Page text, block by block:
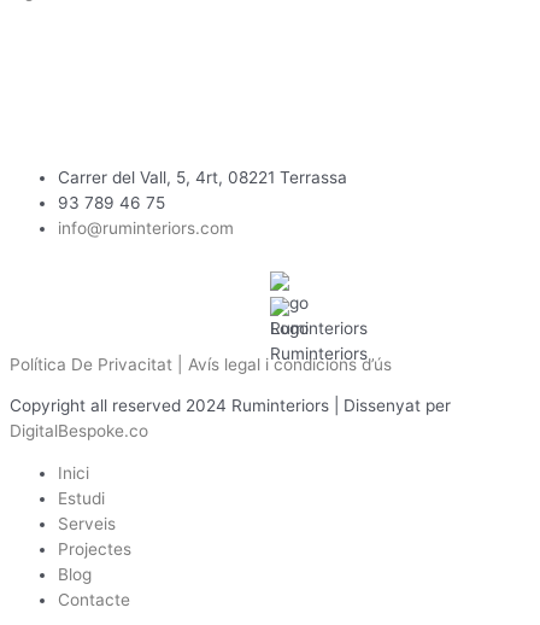
Carrer del Vall, 5, 4rt, 08221 Terrassa
93 789 46 75
info@ruminteriors.com
Política De Privacitat | Avís legal i condicions d’ús
Copyright all reserved 2024 Ruminteriors | Dissenyat per
DigitalBespoke.co
Inici
Estudi
Serveis
Projectes
Blog
Contacte